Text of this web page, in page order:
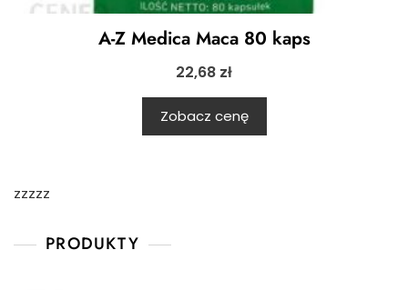
A-Z Medica Maca 80 kaps
22,68 zł
Zobacz cenę
zzzzz
PRODUKTY